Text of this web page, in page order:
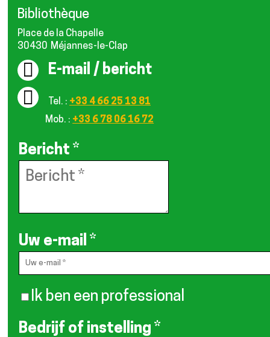
Bibliothèque
Place de la Chapelle
30430 Méjannes-le-Clap
E-mail / bericht
Tel. : +33 4 66 25 13 81
Mob. : +33 6 78 06 16 72
Bericht *
Uw e-mail *
Ik ben een professional
Bedrijf of instelling *